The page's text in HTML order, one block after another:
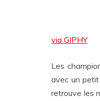
via GIPHY
Les
avec un
retrouve les